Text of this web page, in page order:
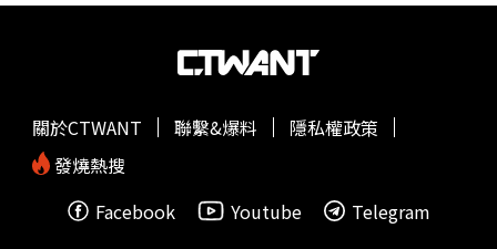
關於CTWANT 聯繫&爆料
隱私權政策
發燒熱搜
Facebook
Youtube Telegram